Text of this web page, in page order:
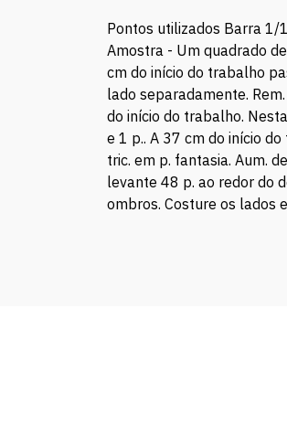
Pontos utilizados Barra 1/
Amostra - Um quadrado
cm do início do trabalho
lado separadamente.
do início do trabalho.
e 1 p.. A 37 cm do início
tric. em p. fantasia. Aum.
levante 48 p. ao redor do
ombros. Costure os lados